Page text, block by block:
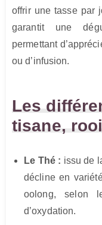
offrir une tasse par
garantit une
permettant
ou d’infusion.
Les
tisane,
Le Thé : issu de
décline en
oolong, selon
d’oxydation.